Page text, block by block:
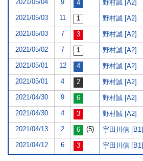
2021/05/04 9 野村誠 [A2]
2021/05/03 11 野村誠 [A2]
2021/05/03 7 野村誠 [A2]
2021/05/02 7 野村誠 [A2]
2021/05/01 12 野村誠 [A2]
2021/05/01 4 野村誠 [A2]
2021/04/30 9 野村誠 [A2]
2021/04/30 4 野村誠 [A2]
2021/04/13 2 (5) 宇田川信 [B1]
2021/04/12 6 宇田川信 [B1]